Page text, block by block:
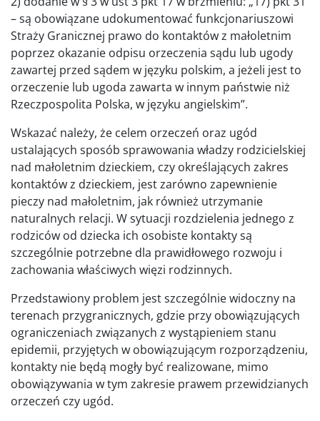
– są obowiązane udokumentować funkcjonariuszowi
Straży Granicznej prawo do kontaktów z małoletnim
poprzez okazanie odpisu orzeczenia sądu lub ugody
zawartej przed sądem w języku polskim, a jeżeli jest to
orzeczenie lub ugoda zawarta w innym państwie niż
Rzeczpospolita Polska, w języku angielskim”.
Wskazać należy, że celem orzeczeń oraz ugód
ustalających sposób sprawowania władzy rodzicielskiej
nad małoletnim dzieckiem, czy określających zakres
kontaktów z dzieckiem, jest zarówno zapewnienie
pieczy nad małoletnim, jak również utrzymanie
naturalnych relacji. W sytuacji rozdzielenia jednego z
rodziców od dziecka ich osobiste kontakty są
szczególnie potrzebne dla prawidłowego rozwoju i
zachowania właściwych więzi rodzinnych.
Przedstawiony problem jest szczególnie widoczny na
terenach przygranicznych, gdzie przy obowiązujących
ograniczeniach związanych z wystąpieniem stanu
epidemii, przyjętych w obowiązującym rozporządzeniu,
kontakty nie będą mogły być realizowane, mimo
obowiązywania w tym zakresie prawem przewidzianych
orzeczeń czy ugód.